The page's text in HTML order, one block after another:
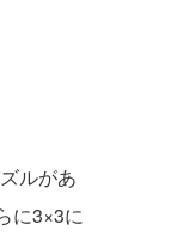
ルがあ
に3×3に